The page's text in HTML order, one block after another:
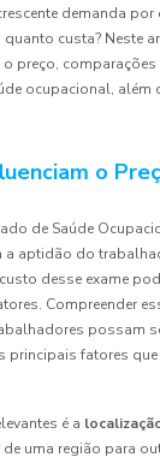
demanda por
quanto custa? Neste
preço,
ocupacional, além
o
de Saúde
a aptidão do
desse exame
Compreender
possam
principais fatores
é a
de uma região para